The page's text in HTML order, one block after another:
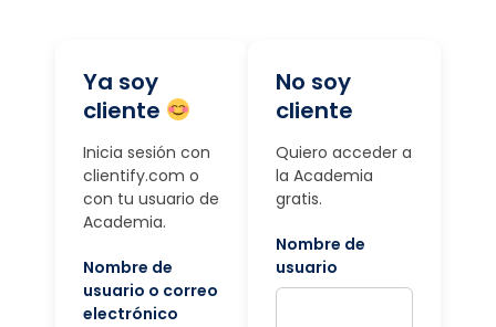
Ya soy
cliente
Inicia sesión con
clientify.com o
con tu usuario de
Academia.
Nombre de
usuario o correo
electrónico
No soy
cliente
Quiero acceder a
la Academia
gratis.
Nombre de
usuario